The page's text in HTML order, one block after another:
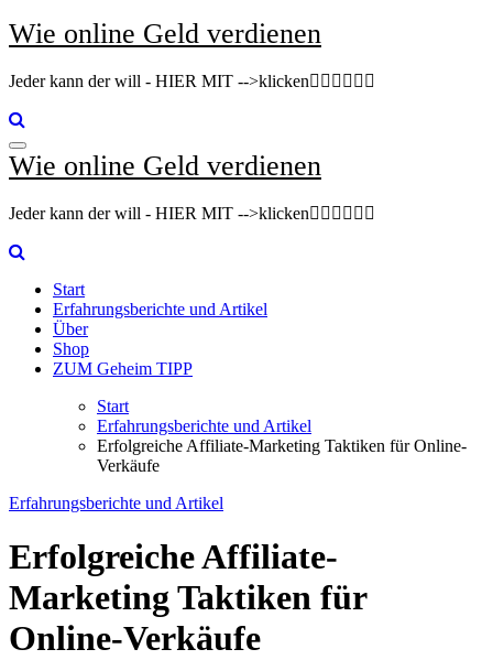
Zum
Inhalt
Wie online Geld verdienen
Jeder kann der will - HIER MIT -->klicken👇🏽👇🏽👇🏽
Wie online Geld verdienen
Jeder kann der will - HIER MIT -->klicken👇🏽👇🏽👇🏽
Start
Erfahrungsberichte und Artikel
Über
Shop
ZUM Geheim TIPP
Start
Erfahrungsberichte und Artikel
Erfolgreiche Affiliate-Marketing Taktiken für Online-
Verkäufe
Erfahrungsberichte und Artikel
Erfolgreiche Affiliate-
Marketing Taktiken für
Online-Verkäufe